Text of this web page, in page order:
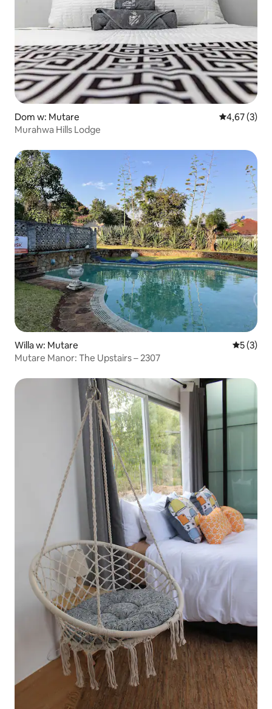
Dom w: Mutare Średnia
4,67 (3)
Murahwa Hills Lodge
Willa w: Mutare Średnia
5 (3)
Mutare Manor: The Upstairs – 2307